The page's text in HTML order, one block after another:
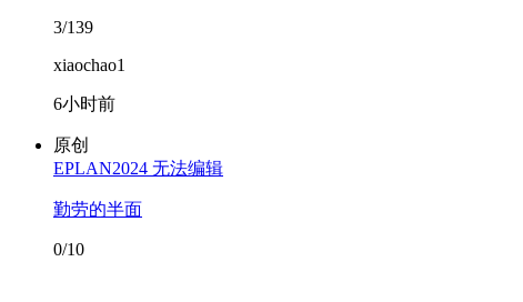
3/139
xiaochao1
6小时前
原创
EPLAN2024 无法编辑
勤劳的半面
0/10